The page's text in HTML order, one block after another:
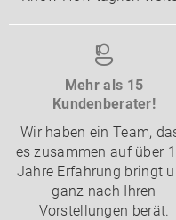
Mehr als 15
Kundenberater!
Wir haben ein Team,
es zusammen auf über
Jahre Erfahrung bringt
ganz nach Ihren
Vorstellungen berät.